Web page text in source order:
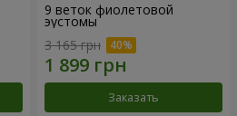
9 веток фиолетовой
эустомы
3 165 грн
Заказать